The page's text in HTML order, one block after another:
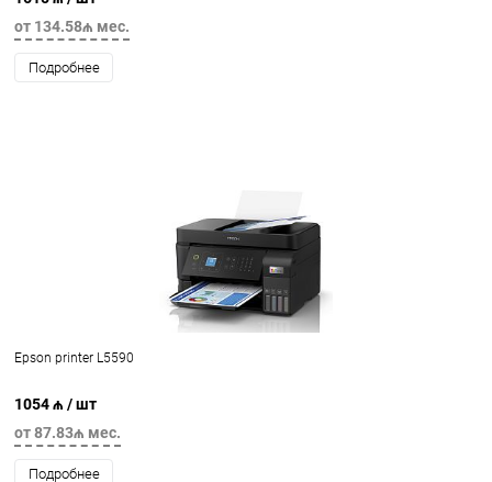
от 134.58₼ мес.
Подробнее
Epson printer L5590
1054 ₼ / шт
от 87.83₼ мес.
Подробнее